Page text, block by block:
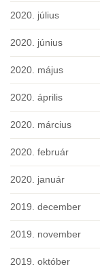
2020. július
2020. június
2020. május
2020. április
2020. március
2020. február
2020. január
2019. december
2019. november
2019. október